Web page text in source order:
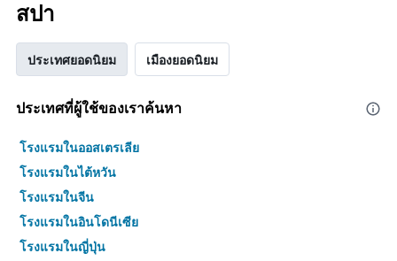
สปา
ประเทศยอดนิยม เมืองยอดนิยม
ประเทศที่ผู้ใช้ของเราค้นหา
โรงแรมในออสเตรเลีย
โรงแรมในไต้หวัน
โรงแรมในจีน
โรงแรมในอินโดนีเซีย
โรงแรมในญี่ปุ่น